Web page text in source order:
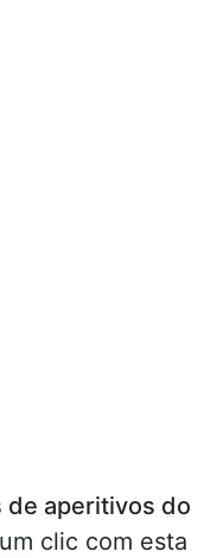
de aperitivos do
clic com esta